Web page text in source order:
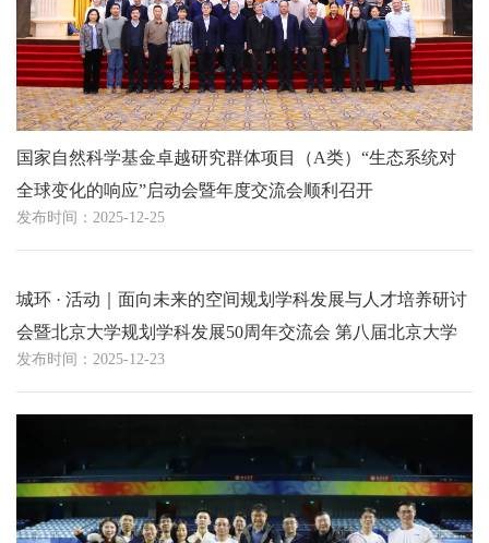
国家自然科学基金卓越研究群体项目（A类）“生态系统对
全球变化的响应”启动会暨年度交流会顺利召开
发布时间：2025-12-25
城环 · 活动｜面向未来的空间规划学科发展与人才培养研讨
会暨北京大学规划学科发展50周年交流会 第八届北京大学
规划论坛顺利举行
发布时间：2025-12-23